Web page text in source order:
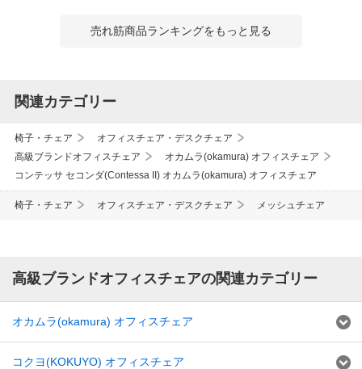
売れ筋商品ランキングをもっと見る
関連カテゴリー
椅子・チェア
オフィスチェア・デスクチェア
高級ブランドオフィスチェア
オカムラ(okamura) オフィスチェア
コンテッサ セコンダ(Contessa II) オカムラ(okamura) オフィスチェア
椅子・チェア オフィスチェア・デスクチェア メッシュチェア
高級ブランドオフィスチェアの関連カテゴリー
オカムラ(okamura) オフィスチェア
コクヨ(KOKUYO) オフィスチェア